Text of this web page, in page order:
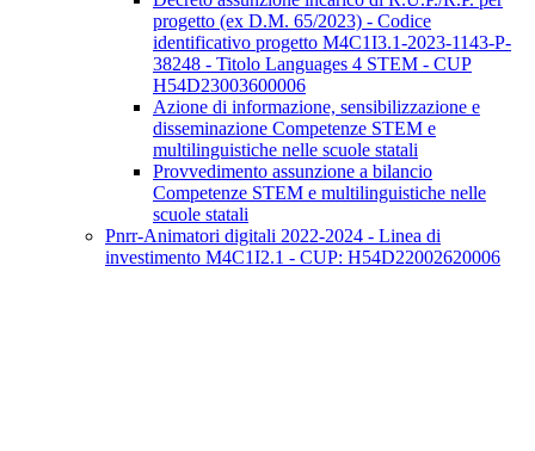
progetto (ex D.M. 65/2023) - Codice
identificativo progetto M4C1I3.1-2023-1143-P-
38248 - Titolo Languages 4 STEM - CUP
H54D23003600006
Azione di informazione, sensibilizzazione e
disseminazione Competenze STEM e
multilinguistiche nelle scuole statali
Provvedimento assunzione a bilancio
Competenze STEM e multilinguistiche nelle
scuole statali
Pnrr-Animatori digitali 2022-2024 - Linea di
investimento M4C1I2.1 - CUP: H54D22002620006